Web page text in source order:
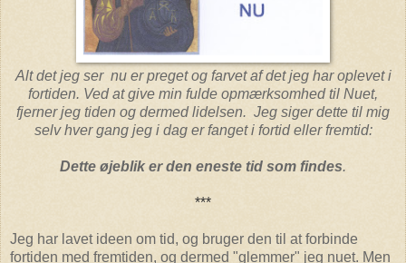
Alt det jeg ser nu er preget og farvet af det jeg har oplevet i
fortiden. Ved at give min fulde opmærksomhed til Nuet,
fjerner jeg tiden og dermed lidelsen. Jeg siger dette til mig
selv hver gang jeg i dag er fanget i fortid eller fremtid:
Dette øjeblik er den eneste tid som findes.
***
Jeg har lavet ideen om tid, og bruger den til at forbinde
fortiden med fremtiden, og dermed "glemmer" jeg nuet. Men